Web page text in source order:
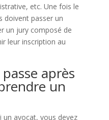
etc. Une fois le
doivent passer un
un jury composé de
leur inscription au
après
un
un avocat, vous devez